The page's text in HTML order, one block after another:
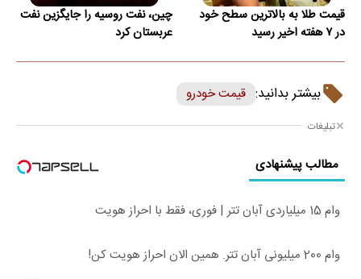
قیمت طلا به بالاترین سطح خود
در ۷ هفته اخیر رسید
چین، نفت روسیه را جایگزین نفت
عربستان کرد
بیشتر بدانید: قیمت خودرو
تبلیغات
مطالب پیشنهادی
وام 15 میلیاردی آبان تتر | فوری، فقط با احراز هویت
وام 200 میلیونی آبان تتر. همین الان احراز هویت کن!